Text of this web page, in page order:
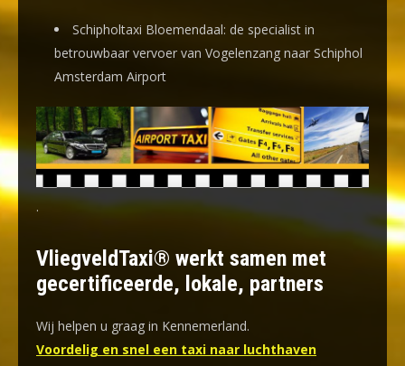
Schipholtaxi Bloemendaal: de specialist in
betrouwbaar vervoer van Vogelenzang naar Schiphol
Amsterdam Airport
.
VliegveldTaxi® werkt samen met
gecertificeerde, lokale, partners
Wij helpen u graag in Kennemerland.
Voordelig en snel een taxi naar luchthaven